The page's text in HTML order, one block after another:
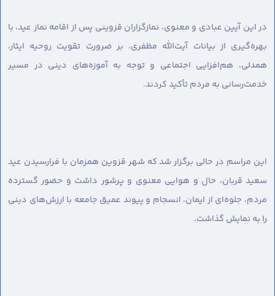
در این آیین عبادی و معنوی، نمازگزاران قزوینی پس از اقامه نماز عید، با
بهره‌گیری از بیانات آیت‌الله مظفری، بر ضرورت تقویت روحیه ایثار،
همدلی، هم‌افزایی اجتماعی و توجه به آموزه‌های دینی در مسیر
خدمت‌رسانی به مردم تأکید کردند.
این مراسم در حالی برگزار شد که شهر قزوین همزمان با فرارسیدن عید
سعید قربان، حال و هوایی معنوی و پرشور داشت و حضور گسترده
مردم، جلوه‌ای از ایمان، انسجام و پیوند عمیق جامعه با ارزش‌های دینی
را به نمایش گذاشت.